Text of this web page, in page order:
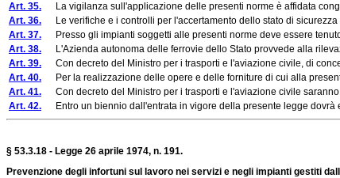
Art. 35. La vigilanza sull'applicazione delle presenti norme è affidata
Art. 36. Le verifiche e i controlli per l'accertamento dello stato di
Art. 37. Presso gli impianti soggetti alle presenti norme deve essere
Art. 38. L'Azienda autonoma delle ferrovie dello Stato provvede alla
Art. 39. Con decreto del Ministro per i trasporti e l'aviazione civile, di
Art. 40. Per la realizzazione delle opere e delle forniture di cui alla
Art. 41. Con decreto del Ministro per i trasporti e l'aviazione civile
Art. 42. Entro un biennio dall'entrata in vigore della presente legge dovrà
§ 53.3.18 - Legge 26 aprile 1974, n. 191.
Prevenzione degli infortuni sul lavoro nei servizi e negli impianti gestiti